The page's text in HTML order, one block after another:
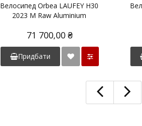
Велосипед Orbea LAUFEY H30
2023 M Raw Aluminium
71 700,00 ₴
Придбати